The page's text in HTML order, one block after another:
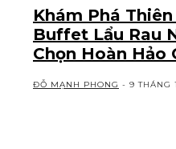
Khám Phá
Buffet Lẩu Rau
Chọn Hoàn Hảo
ĐỖ MẠNH PHONG - 9 THÁNG